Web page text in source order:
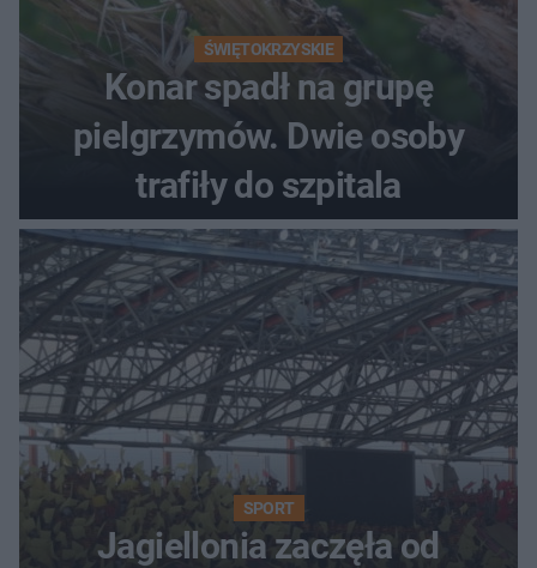
ŚWIĘTOKRZYSKIE
Konar spadł na grupę
pielgrzymów. Dwie osoby
trafiły do szpitala
SPORT
Jagiellonia zaczęła od